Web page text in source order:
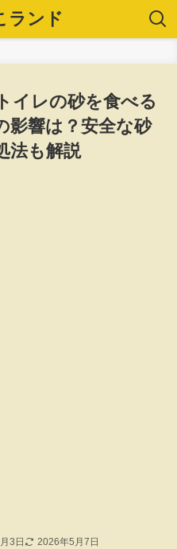
ランド
イレの砂を食べる
影響は？安全な砂
法も解説
3日 2026年5月7日